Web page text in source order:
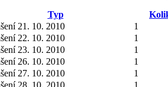
Typ
21. 10. 2010
1
22. 10. 2010
1
23. 10. 2010
1
26. 10. 2010
1
27. 10. 2010
1
28. 10. 2010
1